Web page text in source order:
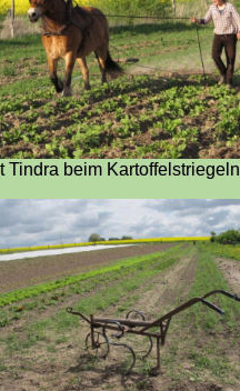
Tindra beim Kartoffelstriegeln